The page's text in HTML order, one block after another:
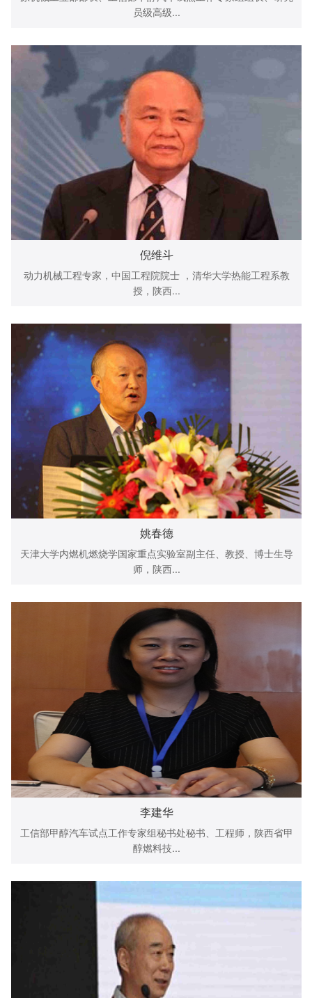
员级高级...
倪维斗
动力机械工程专家，中国工程院院士 ，清华大学热能工程系教
授，陕西...
姚春德
天津大学内燃机燃烧学国家重点实验室副主任、教授、博士生导
师，陕西...
李建华
工信部甲醇汽车试点工作专家组秘书处秘书、工程师，陕西省甲
醇燃料技...